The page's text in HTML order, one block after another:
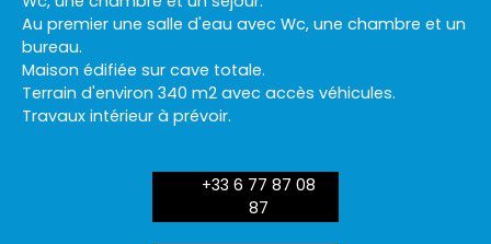
Au premier une salle d'eau avec Wc, une chambre et un
bureau.
Maison édifiée sur cave totale.
Terrain d'environ 340 m2 avec accès véhicules.
Travaux intérieur à prévoir.
+33 6 77 87 08
87